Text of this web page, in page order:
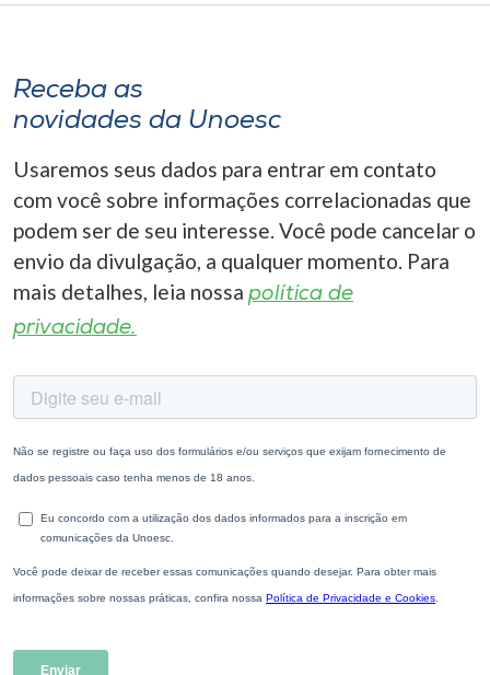
Receba as
novidades da Unoesc
Usaremos seus dados para entrar em contato
com você sobre informações correlacionadas que
podem ser de seu interesse. Você pode cancelar o
envio da divulgação, a qualquer momento. Para
mais detalhes, leia nossa política de
privacidade.